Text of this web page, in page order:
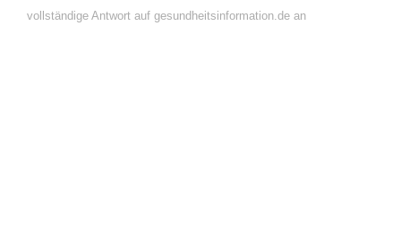
vollständige Antwort auf gesundheitsinformation.de an